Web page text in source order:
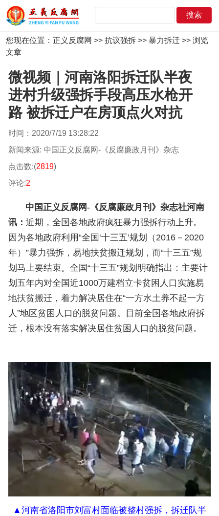
您现在位置： 正义反腐网 >> 抗议强拆>> 暴力拆迁>> 浏览
文章
微视频｜河南洛阳拆迁队半夜
进村升级强拆手段高压水枪开
路 被拆迁户在房顶点火对抗
时间：2020/7/19 13:28:22
新闻来源: 中国正义反腐网-《反腐廉政月刊》杂志
点击数:(2819)
评论:2
中国正义反腐网-《反腐廉政月刊》杂志社河南
讯：近期，全国各地政府疯狂暴力强拆行动上升。
因为各地政府利用“全国‘十三五’规划（2016－2020
年）”暴力强拆 ，易地扶贫搬迁规划，而“十三五”规
划马上要结束。全国“十三五”规划明确指出：主要计
划五年内对全国近1000万建档立卡贫困人口实施易
地扶贫搬迁，着力解决居住在“一方水土养不起一方
人”地区贫困人口的脱贫问题。目前全国各地政府拆
迁 ，根本没有落实解决居住贫困人口的脱贫问题。
▲ 河南省洛阳市刘富村面临被整村强拆，拆迁队半